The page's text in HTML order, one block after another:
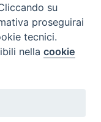
su
proseguirai
tecnici.
nellacookie